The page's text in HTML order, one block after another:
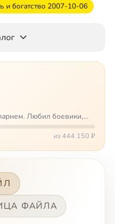
и бoгaтcтвo 2007-10-06
Любил боевики,
поиграть в комп,
будучи
из 444 150 ₽
ФАЙЛА